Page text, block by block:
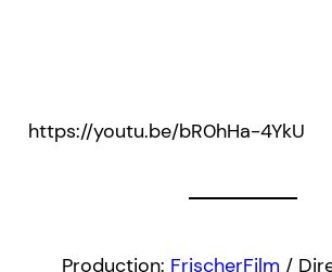
https://youtu.be/bR0hHa-4YkU
Production: FrischerFilm /